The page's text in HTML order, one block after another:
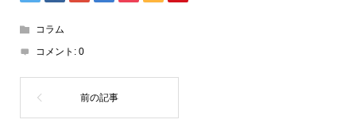
コラム
コメント: 0